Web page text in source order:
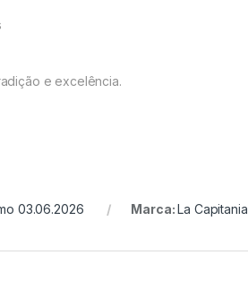
e excelência.
03.06.2026 Marca:La Capitania